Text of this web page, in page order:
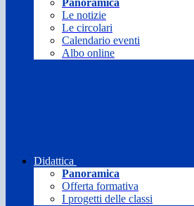
Panoramica
Le notizie
Le circolari
Calendario eventi
Albo online
Didattica
Panoramica
Offerta formativa
I progetti delle classi